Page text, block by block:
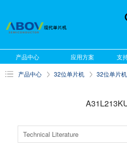
产品中心 应用方案 支
产品中心 32位单片机 32位单片机
Technical Literature